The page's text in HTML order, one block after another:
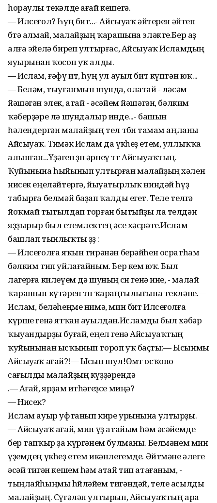
һораулы текәлде ағай кешегә.
— Илсеғол? Һуң бит...- Айсыуаҡ әйтерен әйтеп
бөтә алмай, малайҙың ҡарашына эләкте.Бер аҙ
алға эйелә биреп ултырғас, Айсыуаҡ Исламдың
яуырынан ҡосоп уҡ алды.
— Ислам, ғәфү ит, һуң ул ауыл бит күптән юҡ...
— Беләм, тыуғанмын шунда, олатай - өләсәм
йәшәгән элек, атай - әсәйем йәшәгән, бәлким
ҡәберҙәре лә шундалыр инде...- башын
һәлендергән малайҙың тел төбөн тамам аңланы
Айсыуаҡ. Тимәк Ислам да үкһеҙ етем, уллыҡҡа
алынған...Үҙәген өҙөп әрнеү өттө Айсыуаҡтың.
Ҡуйынына һыйынып ултырған малайҙың хәлен
нисек еңеләйтергә, йыуатырлыҡ ниндәй һүҙ
табырға белмәй баҙап ҡалды егет. Теле телгә
йоҡмай тытылдап торған бытыйҙы ла телдән
яҙҙырыр был етемлектең әсе хәсрәте.Ислам
башлап тынлыҡты өҙҙө :
— Илсеғолға яҡын тирәнән берәйһен осратһам
бәлким тип уйлағайным. Бер кем юҡ. Был
лагерға килеүем дә шуның өсөн генә ине, - малай
ҡарашын күтәреп төн ҡараңғылығына текләне.—
Ислам, беләһеңме нимә, мин бит Илсеғолға
күрше генә ятҡан ауылдан.Исламды был хәбәр
ҡыуандырҙы буғай, еңел генә Айсыуаҡтың
ҡуйынынан ысҡынып тороп уҡ баҫты:— Ысынмы
Айсыуаҡ ағай?!— Ысын шул!Өмөт осҡоно
сағылды малайҙың күҙҙәрендә
.— Ағай, ярҙам итһәгеҙсе миңә?
— Нисек?
Ислам ауыр уфтанып кире урынына ултырҙы.
— Айсыуаҡ ағай, мин үҙ атайым һәм әсәйемде
бер тапҡыр ҙа күргәнем булманы. Белмәнем мин
үҙемдең үкһеҙ етем икәнлегемде. Әйтмәне әлеге
әсәй тигән кешем һәм атай тип атағаным, -
тыңлайһыңмы һөйләйем тигәндәй, теле асылды
малайҙың. Сүгәләп ултырып, Айсыуаҡтың ара